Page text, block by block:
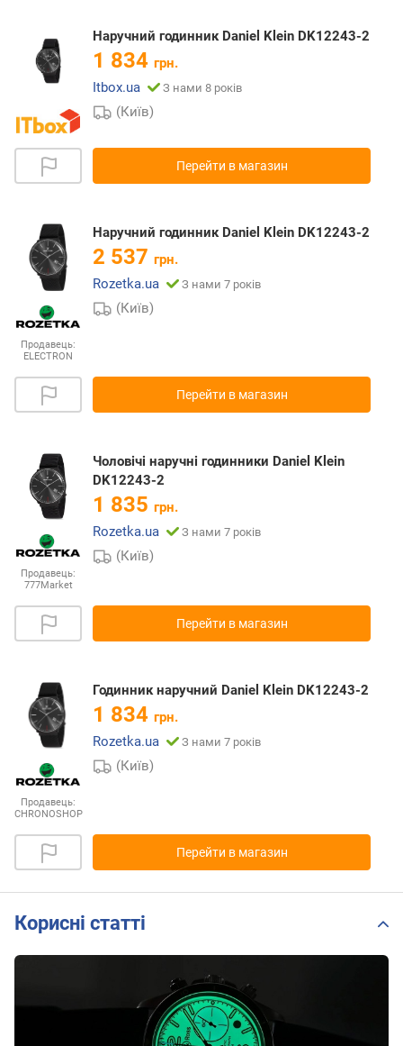
Наручний годинник Daniel Klein DK12243-2
1 834 грн.
Itbox.ua
З нами 8 років
(Київ)
Перейти в магазин
Продавець:
ELECTRON
Наручний годинник Daniel Klein DK12243-2
2 537 грн.
Rozetka.ua
З нами 7 років
(Київ)
Перейти в магазин
Продавець:
777Market
Чоловічі наручні годинники Daniel Klein
DK12243-2
1 835 грн.
Rozetka.ua
З нами 7 років
(Київ)
Перейти в магазин
Продавець:
CHRONOSHOP
Годинник наручний Daniel Klein DK12243-2
1 834 грн.
Rozetka.ua
З нами 7 років
(Київ)
Перейти в магазин
Корисні статті